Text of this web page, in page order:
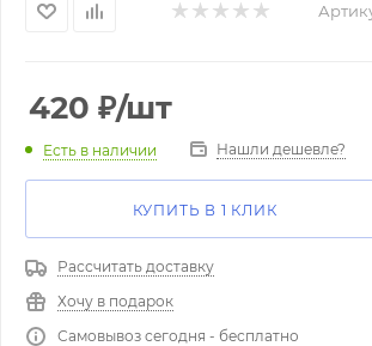
420 ₽/шт
Есть в наличии Нашли дешевле?
КУПИТЬ В 1 КЛИК
Рассчитать доставку
Хочу в подарок
Самовывоз сегодня - бесплатно